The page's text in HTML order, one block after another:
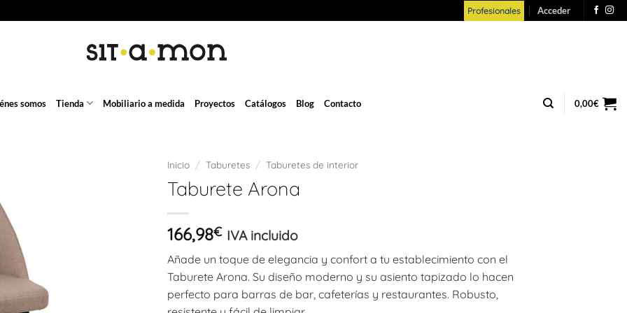
Profesionales Acceder
somos Tienda Mobiliario a medida Proyectos Catálogos Blog Contacto 0,00€
Inicio / Taburetes / Taburetes de interior
Taburete Arona
166,98€ IVA incluido
Añade un toque de elegancia y confort a tu establecimiento con el
Taburete Arona. Su diseño moderno y su asiento tapizado lo hacen
perfecto para barras de bar, cafeterías y restaurantes. Robusto,